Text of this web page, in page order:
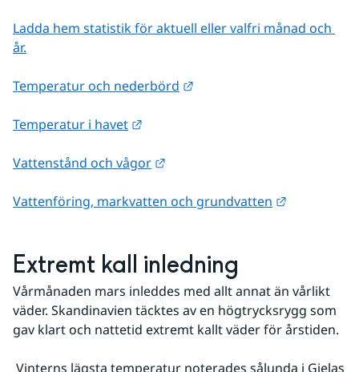
Ladda hem statistik för aktuell eller valfri månad och
år.
Temperatur och nederbörd
Temperatur i havet
Vattenstånd och vågor
Vattenföring, markvatten och grundvatten
Extremt kall inledning
Vårmånaden mars inleddes med allt annat än vårlikt
väder. Skandinavien täcktes av en högtrycksrygg som
gav klart och nattetid extremt kallt väder för årstiden.